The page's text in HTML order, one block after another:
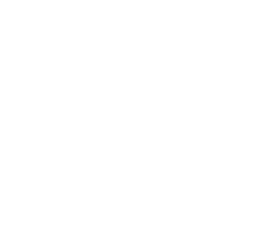
и про персонажей